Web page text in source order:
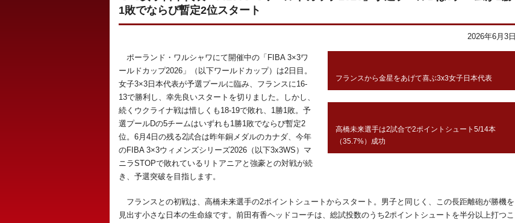
1敗でならび暫定2位スタート
2026年6月3日
フランスから金星をあげて喜ぶ3x3女子日本代表
高橋未来選手は2試合で2ポイントシュート5/14本
（35.7%）成功
ポーランド・ワルシャワにて開催中の「FIBA 3×3ワ
ールドカップ2026」（以下ワールドカップ）は2日目。
女子3×3日本代表が予選プールに臨み、フランスに16-
13で勝利し、幸先良いスタートを切りました。しかし、
続くウクライナ戦は惜しくも18-19で敗れ、1勝1敗。予
選プールDの5チームはいずれも1勝1敗でならび暫定2
位。6月4日の残る2試合は昨年銅メダルのカナダ、今年
のFIBA 3×3ウィメンズシリーズ2026（以下3x3WS）マ
ニラSTOPで敗れているリトアニアと強豪との対戦が続
き、予選突破を目指します。
フランスとの初戦は、高橋未来選手の2ポイントシュートからスタート。男子と同じく、この長距離砲が勝機を
見出す小さな日本の生命線です。前田有香ヘッドコーチは、総試投数のうち2ポイントシュートを半分以上打つこ